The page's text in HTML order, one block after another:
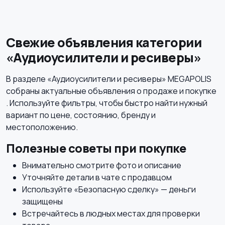
Аксессуары
Свежие объявления категории
«Аудиоусилители и ресиверы»
В разделе «Аудиоусилители и ресиверы» MEGAPOLIS
собраны актуальные объявления о продаже и покупке
. Используйте фильтры, чтобы быстро найти нужный
вариант по цене, состоянию, бренду и
местоположению.
Полезные советы при покупке
Внимательно смотрите фото и описание
Уточняйте детали в чате с продавцом
Используйте «Безопасную сделку» — деньги
защищены
Встречайтесь в людных местах для проверки